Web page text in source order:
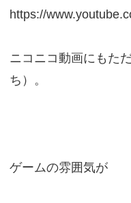
https://
ニコニコ動画にもた
ち）。
ゲームの雰囲気が